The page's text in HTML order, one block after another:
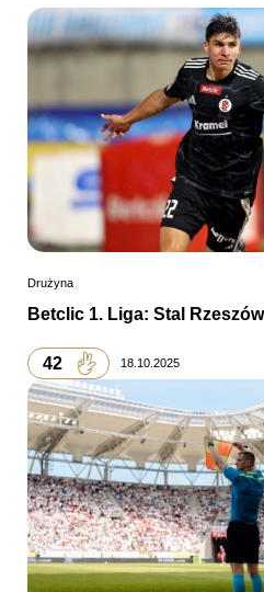
Drużyna
Betclic 1. Liga: Stal
42 18.10.2025